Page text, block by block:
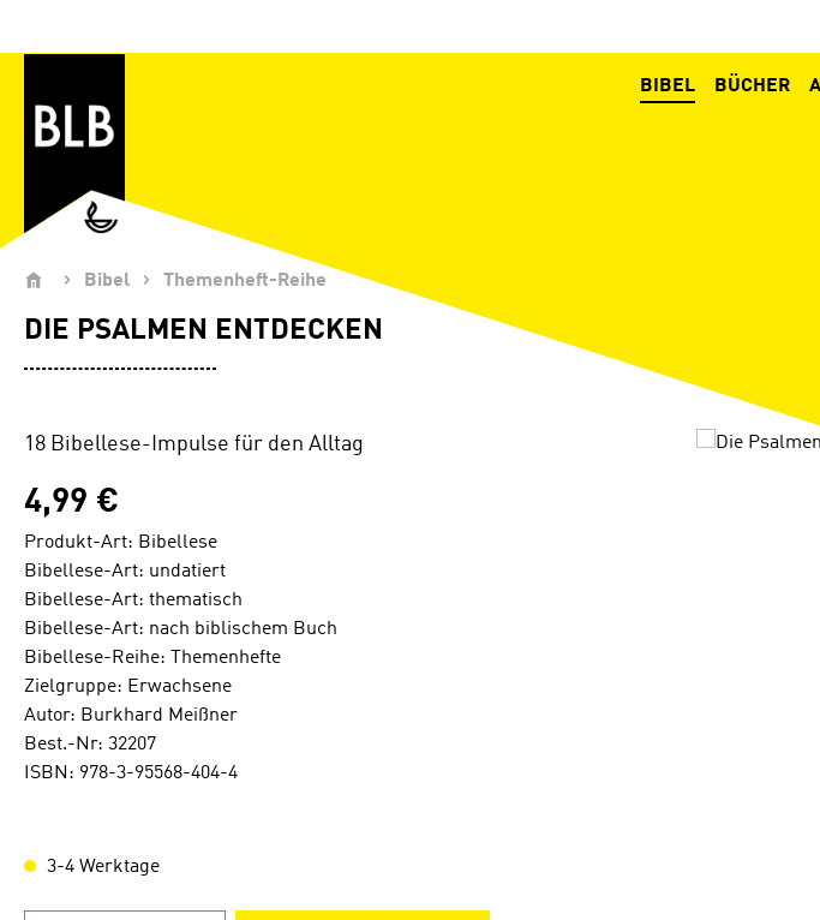
BIBEL
BÜCHER
Bibel Themenheft-Reihe
DIE PSALMEN ENTDECKEN
18 Bibellese-Impulse für den Alltag
4,99 €
Produkt-Art: Bibellese
Bibellese-Art: undatiert
Bibellese-Art: thematisch
Bibellese-Art: nach biblischem Buch
Bibellese-Reihe: Themenhefte
Zielgruppe: Erwachsene
Autor: Burkhard Meißner
Best.-Nr: 32207
ISBN: 978-3-95568-404-4
3-4 Werktage
Bildergalerie